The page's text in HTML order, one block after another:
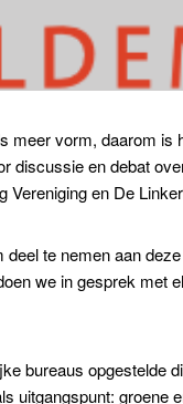
meer vorm, daarom
discussie en debat
Vereniging en De
deel te nemen aan
we in gesprek
bureaus opgestelde
uitgangspunt: